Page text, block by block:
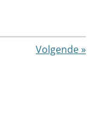
Volgende»